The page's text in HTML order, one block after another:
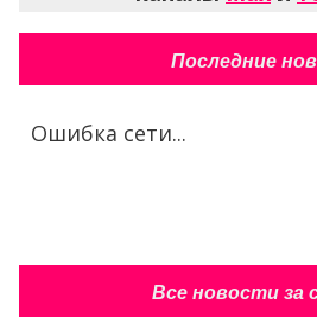
Последние
Ошибка сети...
Все новости за